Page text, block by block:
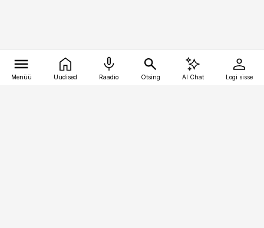
Menüü Uudised Raadio Otsing AI Chat Logi sisse